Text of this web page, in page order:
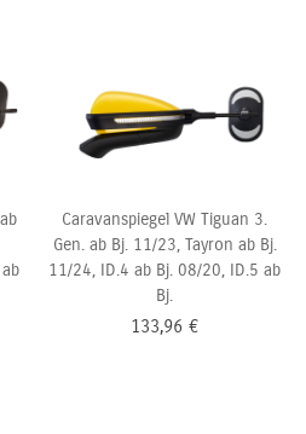
Caravanspiegel VW Tiguan 3.
Gen. ab Bj. 11/23, Tayron ab Bj.
11/24, ID.4 ab Bj. 08/20, ID.5 ab
Bj.
133,96 €